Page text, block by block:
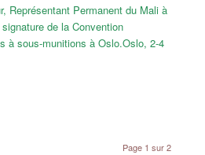
Représentant Permanent du Mali à
de la Convention
à sous-munitions à Oslo.Oslo, 2-4
Page 1 sur 2